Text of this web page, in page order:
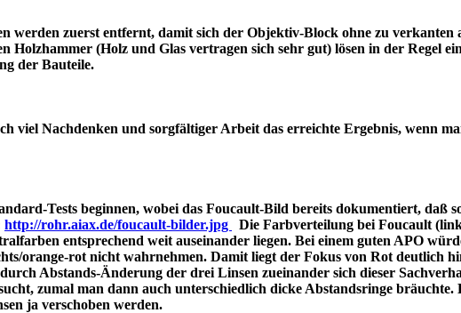
werden zuerst entfernt, damit sich der Objektiv-Block ohne zu verkanten
Holzhammer (Holz und Glas vertragen sich sehr gut) lösen in der Regel
der Bauteile.
viel Nachdenken und sorgfältiger Arbeit das erreichte Ergebnis, wenn
Tests beginnen, wobei das Foucault-Bild bereits dokumentiert, daß
http://rohr.aiax.de/foucault-bilder.jpg
Die Farbverteilung bei Foucault
entsprechend weit auseinander liegen. Bei einem guten APO
orange-rot nicht wahrnehmen. Damit liegt der Fokus von Rot deutlich
Abstands-Änderung der drei Linsen zueinander sich dieser
zumal man dann auch unterschiedlich dicke Abstandsringe bräuchte.
ja verschoben werden.